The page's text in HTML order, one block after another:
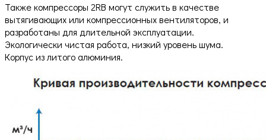
Также компрессоры 2RB могут служить в качестве
вытягивающих или компрессионных вентиляторов, и
разработаны для длительной эксплуатации.
Экологически чистая работа, низкий уровень шума.
Корпус из литого алюминия.